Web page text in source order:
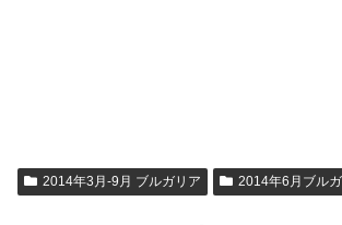
2014年3月-9月 ブルガリア 2014年6月ブル